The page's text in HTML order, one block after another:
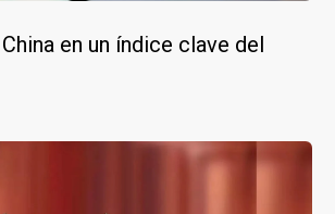
en un índice clave del